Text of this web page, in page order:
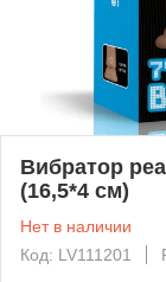
Вибратор
(16,5*4 см)
Нет в наличии
Код: LV111201